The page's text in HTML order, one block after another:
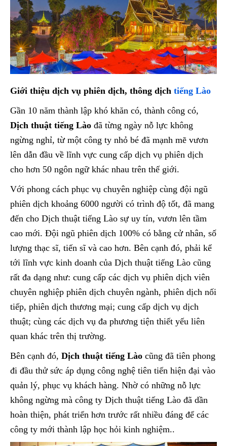
Giới thiệu dịch vụ phiên dịch, thông dịch tiếng Lào
Gần 10 năm thành lập khó khăn có, thành công có,
Dịch thuật tiếng Lào đã từng ngày nỗ lực không
ngừng nghỉ, từ một công ty nhỏ bé đã mạnh mẽ vươn
lên dẫn đầu về lĩnh vực cung cấp dịch vụ phiên dịch
cho hơn 50 ngôn ngữ khác nhau trên thế giới.
Với phong cách phục vụ chuyên nghiệp cùng đội ngũ
phiên dịch khoảng 6000 người có trình độ tốt, đã mang
đến cho Dịch thuật tiếng Lào sự uy tín, vươn lên tầm
cao mới. Đội ngũ phiên dịch 100% có bằng cử nhân, số
lượng thạc sĩ, tiến sĩ và cao hơn. Bên cạnh đó, phải kể
tới lĩnh vực kinh doanh của Dịch thuật tiếng Lào cũng
rất đa dạng như: cung cấp các dịch vụ phiên dịch viên
chuyên nghiệp phiên dịch chuyên ngành, phiên dịch nối
tiếp, phiên dịch thương mại; cung cấp dịch vụ dịch
thuật; cùng các dịch vụ đa phương tiện thiết yếu liên
quan khác trên thị trường.
Bên cạnh đó, Dịch thuật tiếng Lào cũng đã tiên phong
đi đầu thử sức áp dụng công nghệ tiên tiến hiện đại vào
quản lý, phục vụ khách hàng. Nhờ có những nỗ lực
không ngừng mà công ty Dịch thuật tiếng Lào đã dần
hoàn thiện, phát triển hơn trước rất nhiều đáng để các
công ty mới thành lập học hỏi kinh nghiệm..